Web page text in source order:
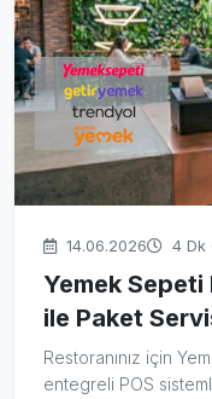
14.06.2026 4 Dk
Yemek Sepeti
ile Paket
Restoranınız için
entegreli POS